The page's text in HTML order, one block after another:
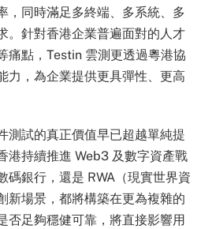
，同時滿足多終端、多系統、多
。針對香港企業普遍面對的人才
痛點，Testin 雲測更透過粵港協
力，為企業提供更具彈性、更高
測試的真正價值早已超越單純提
港持續推進 Web3 及數字資產戰
碼銀行，還是 RWA（現實世界資
新場景，都將構築在更為複雜的
否足夠穩健可靠，將直接影響用